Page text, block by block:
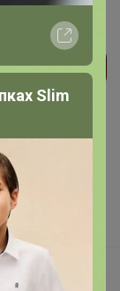
Реклама
Slim